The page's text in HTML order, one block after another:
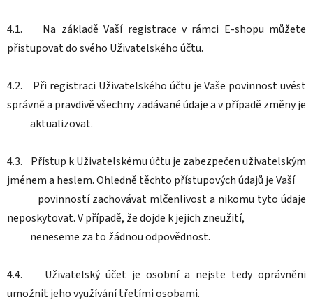
4.1. Na základě Vaší registrace v rámci E-shopu můžete
přistupovat do svého Uživatelského účtu.
4.2. Při registraci Uživatelského účtu je Vaše povinnost uvést
správně a pravdivě všechny zadávané údaje a v případě změny je
aktualizovat.
4.3. Přístup k Uživatelskému účtu je zabezpečen uživatelským
jménem a heslem. Ohledně těchto přístupových údajů je Vaší
povinností zachovávat mlčenlivost a nikomu tyto údaje
neposkytovat. V případě, že dojde k jejich zneužití,
neneseme za to žádnou odpovědnost.
4.4. Uživatelský účet je osobní a nejste tedy oprávněni
umožnit jeho využívání třetími osobami.